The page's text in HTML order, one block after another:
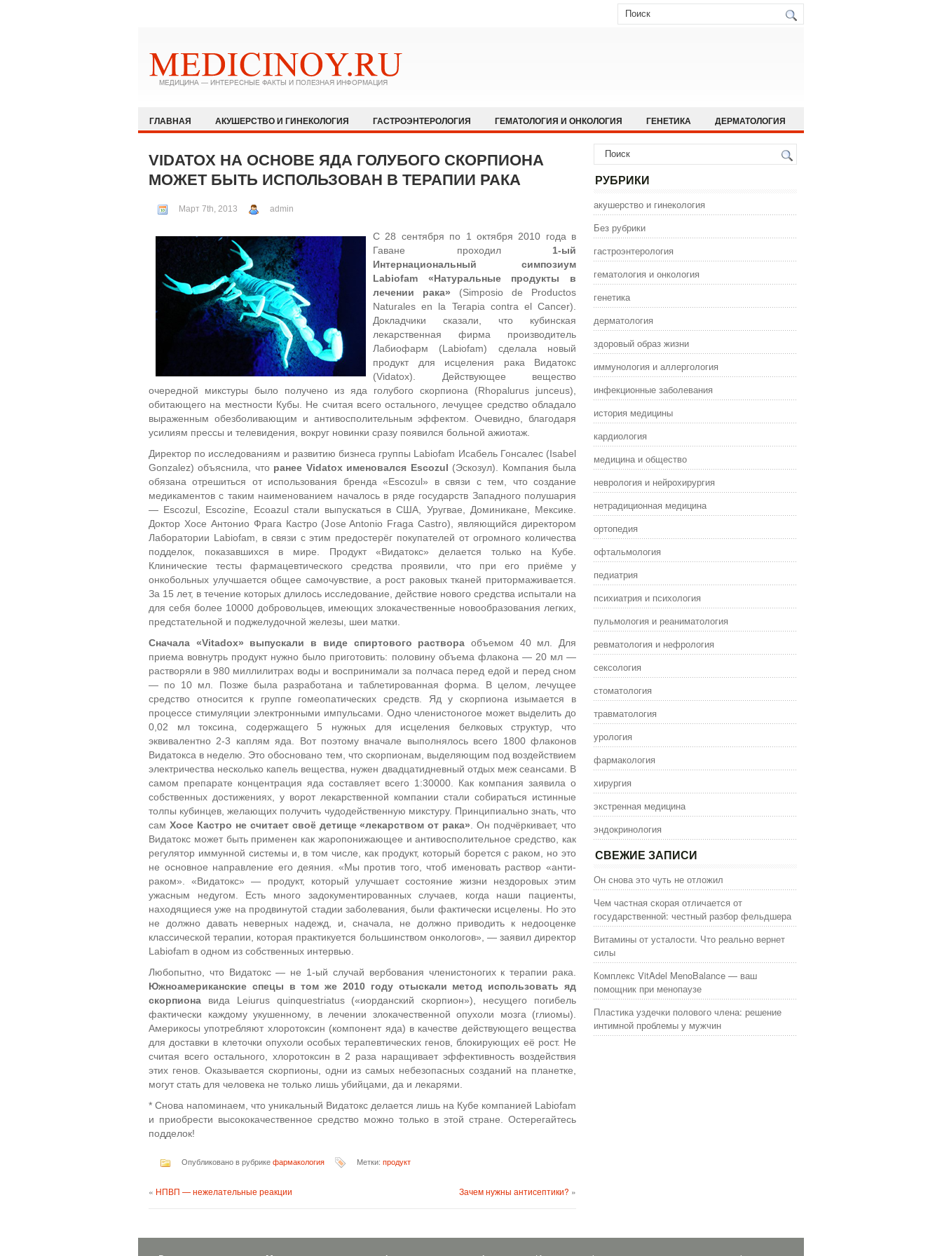
ГЛАВНАЯ АКУШЕРСТВО И ГИНЕКОЛОГИЯ ГАСТРОЭНТЕРОЛОГИЯ ГЕМАТОЛОГИЯ И ОНКОЛОГИЯ ГЕНЕТИКА
ДЕРМАТОЛОГИЯ
ИНФЕКЦИОННЫЕ ЗАБОЛЕВАНИЯ
ИСТОРИЯ МЕДИЦИНЫ
МЕДИЦИНА И ОБЩЕСТВО
УРОЛОГИЯ
ХИРУРГИЯ
ЭКСТРЕННАЯ МЕДИЦИНА ЭНДОКРИНОЛОГИЯ
VIDATOX НА ОСНОВЕ ЯДА ГОЛУБОГО СКОРПИОНА
МОЖЕТ БЫТЬ ИСПОЛЬЗОВАН В ТЕРАПИИ РАКА
Март 7th, 2013 admin
С 28 сентября по 1 октября 2010 года в
Гаване проходил 1-ый
Интернациональный симпозиум
Labiofam «Натуральные продукты в
лечении рака» (Simposio de Productos
Naturales en la Terapia contra el Cancer).
Докладчики сказали, что кубинская
лекарственная фирма производитель
Лабиофарм (Labiofam) сделала новый
продукт для исцеления рака Видатокс
(Vidatox). Действующее вещество
очередной микстуры было получено из яда голубого скорпиона (Rhopalurus junceus),
обитающего на местности Кубы. Не считая всего остального, лечущее средство обладало
выраженным обезболивающим и антивосполительным эффектом. Очевидно, благодаря
усилиям прессы и телевидения, вокруг новинки сразу появился больной ажиотаж.
Директор по исследованиям и развитию бизнеса группы Labiofam Исабель Гонсалес (Isabel
Gonzalez) объяснила, что ранее Vidatoxименовался Escozul (Эскозул). Компания была
обязана отрешиться от использования бренда «Escozul» в связи с тем, что создание
медикаментов с таким наименованием началось в ряде государств Западного полушария
— Escozul, Escozine, Ecoazul стали выпускаться в США, Уругвае, Доминикане, Мексике.
Доктор Хосе Антонио Фрага Кастро (Jose Antonio Fraga Castro), являющийся директором
Лаборатории Labiofam, в связи с этим предостерёг покупателей от огромного количества
подделок, показавшихся в мире.
Продукт «Видатокс» делается только на Кубе.
Клинические тесты фармацевтического средства проявили, что при его приёме у
онкобольных улучшается общее самочувствие, а рост раковых тканей притормаживается.
За 15 лет, в течение которых длилось исследование, действие нового средства испытали на
для себя более 10000 добровольцев, имеющих злокачественные новообразования легких,
предстательной и поджелудочной железы, шеи матки.
Сначала «Vitadox» выпускали в виде спиртового раствора объемом 40 мл. Для
приема вовнутрь продукт нужно было приготовить: половину объема флакона — 20 мл —
растворяли в 980 миллилитрах воды и воспринимали за полчаса перед едой и перед сном
— по 10 мл. Позже была разработана и таблетированная форма. В целом, лечущее
средство относится к группе гомеопатических средств. Яд у скорпиона изымается в
процессе стимуляции электронными импульсами. Одно членистоногое может выделить до
0,02 мл токсина, содержащего 5 нужных для исцеления белковых структур, что
эквивалентно 2-3 каплям яда. Вот поэтому вначале выполнялось всего 1800 флаконов
Видатокса в неделю. Это обосновано тем, что скорпионам, выделяющим под воздействием
электричества несколько капель вещества, нужен двадцатидневный отдых меж сеансами. В
самом препарате концентрация яда составляет всего 1:30000. Как компания заявила о
собственных достижениях, у ворот лекарственной компании стали собираться истинные
толпы кубинцев, желающих получить чудодейственную микстуру. Принципиально знать, что
сам Хосе Кастро не считает своё детище «лекарством от рака» . Он подчёркивает, что
Видатокс может быть применен как жаропонижающее и антивосполительное средство, как
регулятор иммунной системы и, в том числе, как продукт, который борется с раком, но это
не основное направление его деяния. «Мы против того, чтоб именовать раствор «анти-
раком». «Видатокс» — продукт, который улучшает состояние жизни нездоровых этим
ужасным недугом. Есть много задокументированных случаев, когда наши пациенты,
находящиеся уже на продвинутой стадии заболевания, были фактически исцелены. Но это
не должно давать неверных надежд, и, сначала, не должно приводить к недооценке
классической терапии, которая практикуется большинством онкологов», — заявил директор
Labiofam в одном из собственных интервью.
Любопытно, что Видатокс — не 1-ый случай вербования членистоногих к терапии рака.
Южноамериканские спецы в том же 2010 году отыскали метод использовать яд
скорпиона вида Leiurus quinquestriatus («иорданский скорпион»), несущего погибель
фактически каждому укушенному, в лечении злокачественной опухоли мозга (глиомы).
Америкосы употребляют хлоротоксин (компонент яда) в качестве действующего вещества
для доставки в клеточки опухоли особых терапевтических генов, блокирующих её рост. Не
считая всего остального, хлоротоксин в 2 раза наращивает эффективность воздействия
этих генов. Оказывается скорпионы, одни из самых небезопасных созданий на планетке,
могут стать для человека не только лишь убийцами, да и лекарями.
* Снова напоминаем, что уникальный Видатокс делается лишь на Кубе компанией Labiofam
и приобрести высококачественное средство можно только в этой стране. Остерегайтесь
подделок!
Опубликовано в рубрике фармакология Метки: продукт
« НПВП — нежелательные реакции Зачем нужны антисептики? »
РУБРИКИ
акушерство и гинекология
Без рубрики
гастроэнтерология
гематология и онкология
генетика
дерматология
здоровый образ жизни
иммунология и аллергология
инфекционные заболевания
история медицины
кардиология
медицина и общество
неврология и нейрохирургия
нетрадиционная медицина
ортопедия
офтальмология
педиатрия
психиатрия и психология
пульмология и реаниматология
ревматология и нефрология
сексология
стоматология
травматология
урология
фармакология
хирургия
экстренная медицина
эндокринология
СВЕЖИЕ ЗАПИСИ
Он снова это чуть не отложил
Чем частная скорая отличается от
государственной: честный разбор фельдшера
Витамины от усталости. Что реально вернет
силы
Комплекс VitAdel MenoBalance — ваш
помощник при менопаузе
Пластика уздечки полового члена: решение
интимной проблемы у мужчин